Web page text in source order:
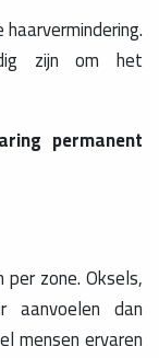
zijn om het
permanent
zone. Oksels,
aanvoelen dan
mensen ervaren